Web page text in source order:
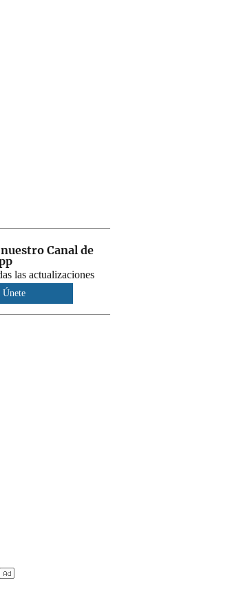
Canal de
las actualizaciones
Únete